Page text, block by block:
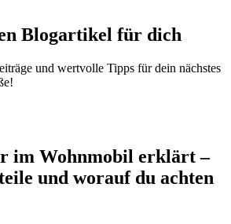
Blogartikel für dich
und wertvolle Tipps für dein nächstes
im Wohnmobil erklärt –
und worauf du achten